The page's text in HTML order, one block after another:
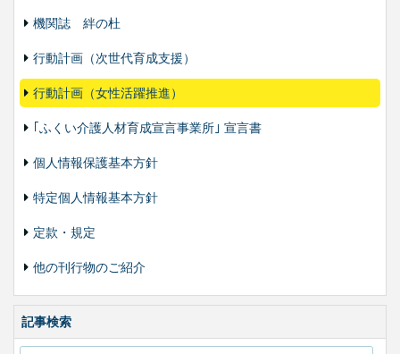
機関誌 絆の杜
行動計画（次世代育成支援）
行動計画（女性活躍推進）
｢ふくい介護人材育成宣言事業所｣ 宣言書
個人情報保護基本方針
特定個人情報基本方針
定款・規定
他の刊行物のご紹介
記事検索